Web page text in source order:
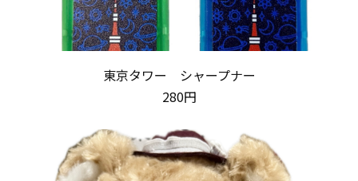
東京タワー シャープナー
280円